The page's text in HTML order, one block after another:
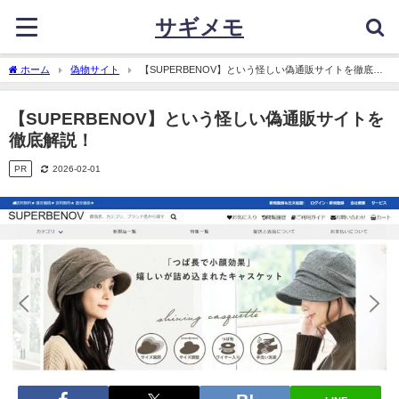
サギメモ
ホーム 偽物サイト
【SUPERBENOV】という怪しい偽通販サイトを徹底解
説！
【SUPERBENOV】という怪しい偽通販サイトを
徹底解説！
PR 2026-02-01